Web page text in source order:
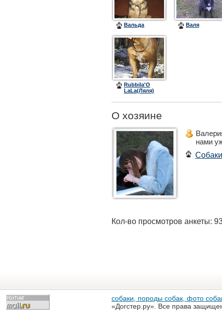
Вальда Валя
Rubbila'O
LaLa(Ляля)
О хозяине
нами
Собаки
Кол-во просмотров анкеты:
собаки, породы собак, фото
«Догстер.ру». Все права